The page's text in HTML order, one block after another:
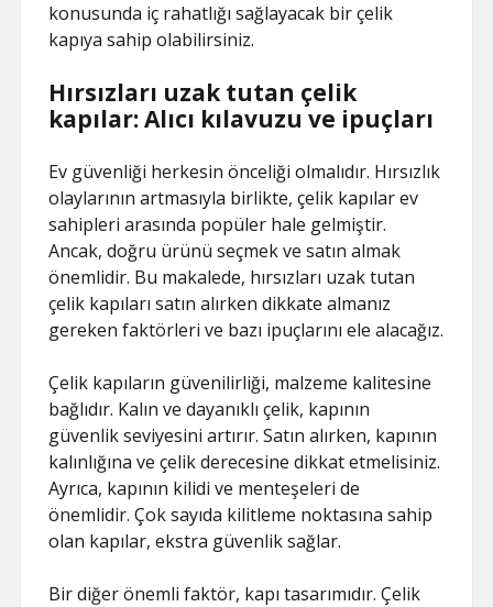
konusunda iç rahatlığı sağlayacak bir çelik
kapıya sahip olabilirsiniz.
Hırsızları uzak tutan çelik
kapılar: Alıcı kılavuzu ve ipuçları
Ev güvenliği herkesin önceliği olmalıdır. Hırsızlık
olaylarının artmasıyla birlikte, çelik kapılar ev
sahipleri arasında popüler hale gelmiştir.
Ancak, doğru ürünü seçmek ve satın almak
önemlidir. Bu makalede, hırsızları uzak tutan
çelik kapıları satın alırken dikkate almanız
gereken faktörleri ve bazı ipuçlarını ele alacağız.
Çelik kapıların güvenilirliği, malzeme kalitesine
bağlıdır. Kalın ve dayanıklı çelik, kapının
güvenlik seviyesini artırır. Satın alırken, kapının
kalınlığına ve çelik derecesine dikkat etmelisiniz.
Ayrıca, kapının kilidi ve menteşeleri de
önemlidir. Çok sayıda kilitleme noktasına sahip
olan kapılar, ekstra güvenlik sağlar.
Bir diğer önemli faktör, kapı tasarımıdır. Çelik